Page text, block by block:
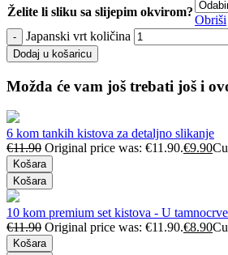
Želite li sliku sa slijepim okvirom?
Obriši
Japanski vrt količina
Dodaj u košaricu
Možda će vam još trebati još i
6 kom tankih kistova za detaljno slikanje
€11.90 Original price was: €11.90.€9.90
Košara
Košara
10 kom premium set kistova - U
€11.90 Original price was: €11.90.€8.90
Košara